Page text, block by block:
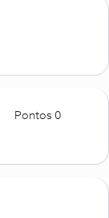
Pontos 0